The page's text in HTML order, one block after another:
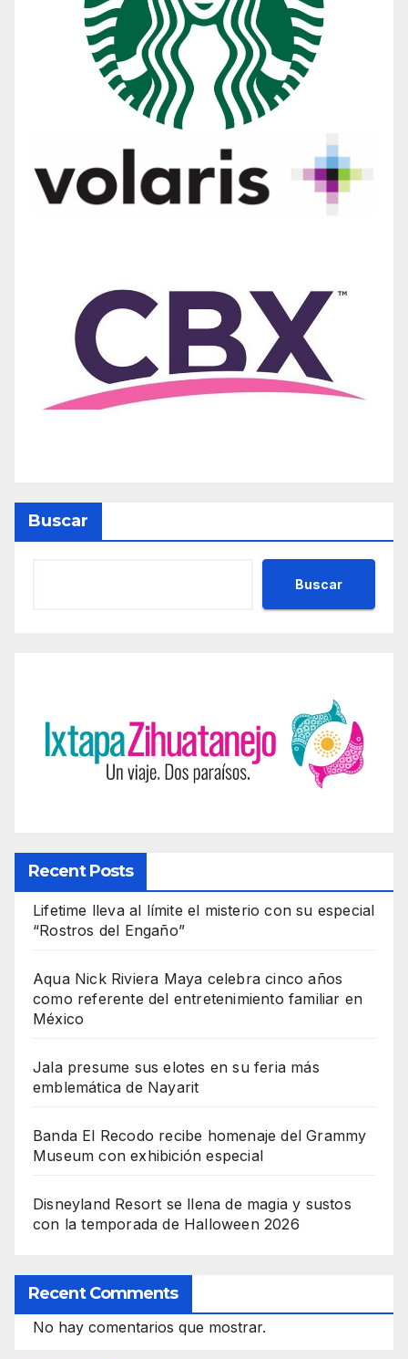
Buscar
Buscar
Recent Posts
Lifetime lleva al límite el misterio con su especial
“Rostros del Engaño”
Aqua Nick Riviera Maya celebra cinco años
como referente del entretenimiento familiar en
México
Jala presume sus elotes en su feria más
emblemática de Nayarit
Banda El Recodo recibe homenaje del Grammy
Museum con exhibición especial
Disneyland Resort se llena de magia y sustos
con la temporada de Halloween 2026
Recent Comments
No hay comentarios que mostrar.